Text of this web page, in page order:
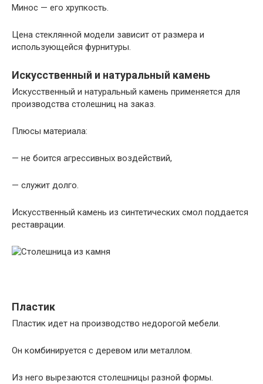
Минос — его хрупкость.
Цена стеклянной модели зависит от размера и
использующейся фурнитуры.
Искусственный и натуральный камень
Искусственный и натуральный камень применяется для
производства столешниц на заказ.
Плюсы материала:
— не боится агрессивных воздействий,
— служит долго.
Искусственный камень из синтетических смол поддается
реставрации.
Пластик
Пластик идет на производство недорогой мебели.
Он комбинируется с деревом или металлом.
Из него вырезаются столешницы разной формы.